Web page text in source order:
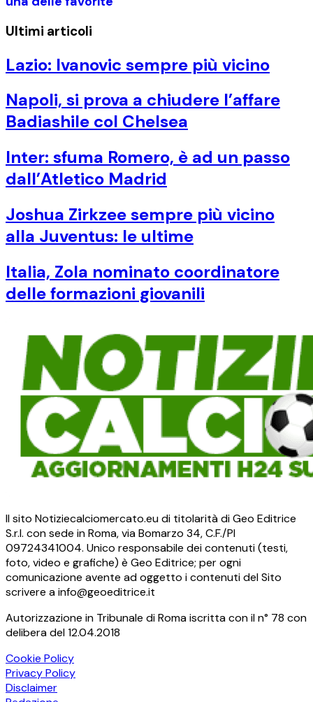
Ultimi articoli
Lazio: Ivanovic sempre più vicino
Napoli, si prova a chiudere l’affare
Badiashile col Chelsea
Inter: sfuma Romero, è ad un passo
dall’Atletico Madrid
Joshua Zirkzee sempre più vicino
alla Juventus: le ultime
Italia, Zola nominato coordinatore
delle formazioni giovanili
Il sito Notiziecalciomercato.eu di titolarità di Geo Editrice
S.r.l. con sede in Roma, via Bomarzo 34, C.F./PI
09724341004. Unico responsabile dei contenuti (testi,
foto, video e grafiche) è Geo Editrice; per ogni
comunicazione avente ad oggetto i contenuti del Sito
scrivere a info@geoeditrice.it
Autorizzazione in Tribunale di Roma iscritta con il n° 78 con
delibera del 12.04.2018
Cookie Policy
Privacy Policy
Disclaimer